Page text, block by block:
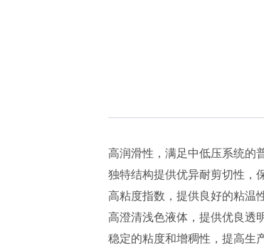
高润滑性，满足中低压系统的
独特结构提供优异耐剪切性，
高粘度指数，提供良好的粘温
高澄清浅色液体，提供优良透
稳定的粘度和增稠性，提高生